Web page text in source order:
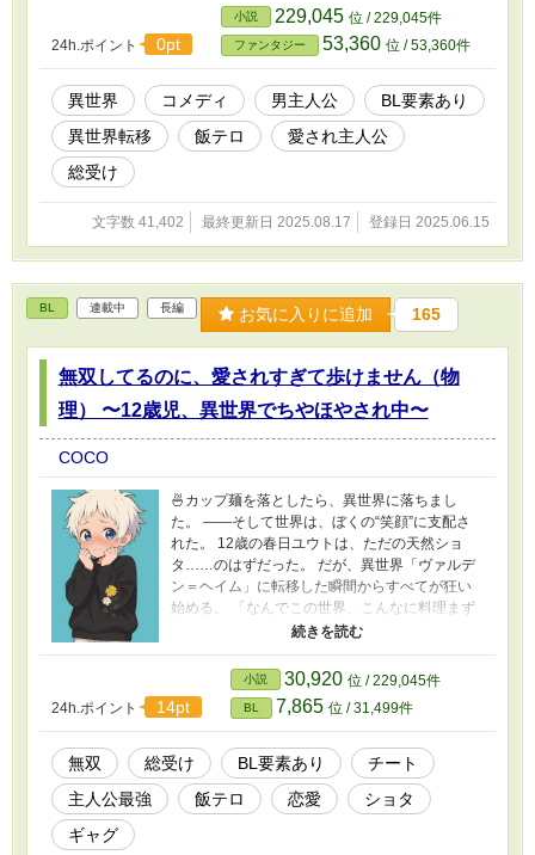
た奴が、全員恋に落ちてる気がするんだ
が……！」 チートは料理だけ。でも、それが世
界を変える。 異世界飯テロ×愛されまくり×総受
け系ほっこり爆笑ラブファンタジー、開幕！
24h.ポイント 0pt
小説 229,045 位 / 229,045件
ファンタジー 53,360 位 / 53,360件
異世界 コメディ 男主人公
BL要素あり
異世界転移
飯テロ
愛され主人公
総受け
文字数 41,402 最終更新日 2025.08.17 登録日 2025.06.15
BL 連載中 長編 お気に入りに追加 165
無双してるのに、愛されすぎて歩けません（物
理） 〜12歳児、異世界でちやほやされ中〜
COCO
🍜カップ麺を落としたら、異世界に落ちまし
た。 ――そして世界は、ぼくの“笑顔”に支配さ
れた。 12歳の春日ユウトは、ただの天然ショ
タ……のはずだった。 だが、異世界「ヴァルデ
ン＝ヘイム」に転移した瞬間からすべてが狂い
始める。 「なんでこの世界、こんなに料理まず
いの!?」 「お風呂、ないの!? トイレ……ってそ
れ土!?」 「えっ、またプロポーズされてる!? ご
はん作っただけなのに!?」 料理チート、知識チ
ート、内政チート、商品開発チート、 さらに無
意識で城を吹き飛ばす戦闘チートまで備えた“最
小最強の天使”。 だが―― ユウト本人は、恋にも
無双にも、まったく気づいていない。 モテ地
獄、信者国家化、世界規模のユウト争奪戦……
全方位からの“愛”を全力でスルーする少年が、異
24h.ポイント 14pt
小説 30,920 位 / 229,045件
BL 7,865 位 / 31,499件
無双 総受け BL要素あり
チート
主人公最強
飯テロ 恋愛
ショタ
ギャグ